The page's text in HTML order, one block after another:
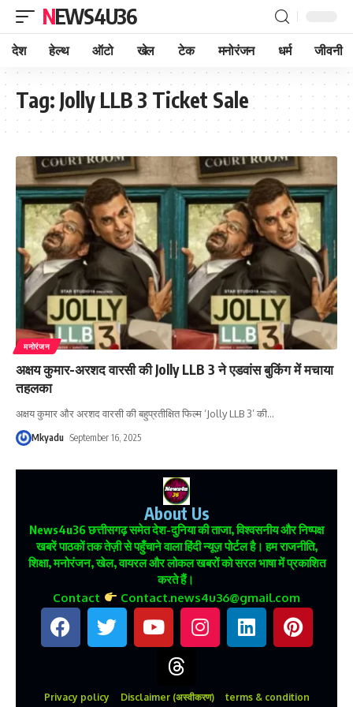
NEWS4U36
देश हेल्थ ऑटो खेल टेक मनोरंजन धर्म जीवनी
Tag: Jolly LLB 3 Ticket Sale
मनोरंजन
अक्षय कुमार-अरशद वारसी की Jolly LLB 3 ने एडवांस बुकिंग में मचाया
तहलका
अक्षय कुमार और अरशद वारसी की बहुप्रतीक्षित फिल्म ‘Jolly LLB 3’ की…
Mkyadu September 16, 2025
About Us
News4u36छत्तीसगढ़ समेत देश-दुनिया की ताजा, विश्वसनीय और निष्पक्ष
खबरें पाठकों तक तेज़ी से पहुँचाने वाला हिंदी न्यूज़ पोर्टल है। हम राजनीति,
शिक्षा, मनोरंजन, खेल, वायरल और लोकल खबरों को सरल भाषा में प्रकाशित
करते हैं।
Contact Contact.news4u36@gmail.com
Privacy policy Disclaimer (अस्वीकरण) terms & condition